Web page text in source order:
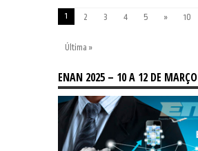
1 2 3 4 5 »
10
Última »
ENAN 2025 – 10 A 12 DE MARÇO